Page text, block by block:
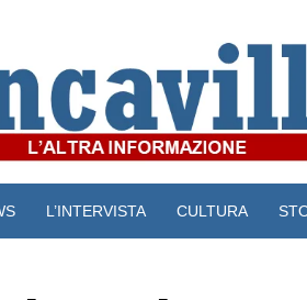
L’INTERVISTA CULTURA